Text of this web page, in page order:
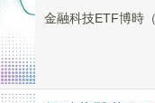
金融科技ETF博時